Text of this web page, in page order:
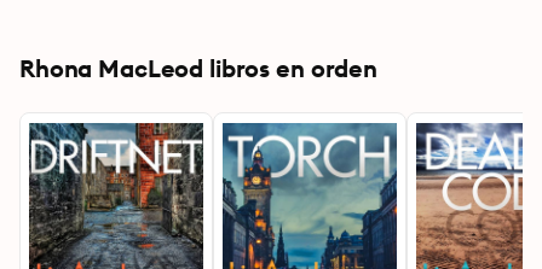
Rhona MacLeod libros en orden